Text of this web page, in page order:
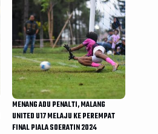
MENANG ADU PENALTI, MALANG
UNITED U17 MELAJU KE PEREMPAT
FINAL PIALA SOERATIN 2024